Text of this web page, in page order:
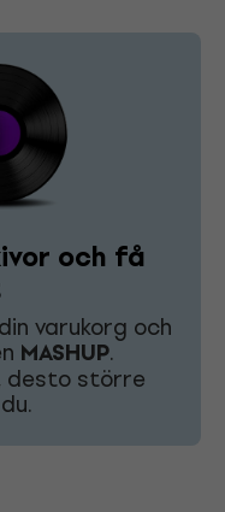
och få
varukorg och
MASHUP.
desto större